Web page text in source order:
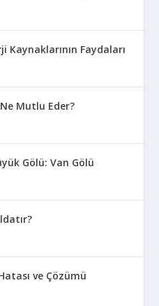
Kaynaklarının Faydaları
Ne Mutlu Eder?
Gölü: Van Gölü
ve Çözümü